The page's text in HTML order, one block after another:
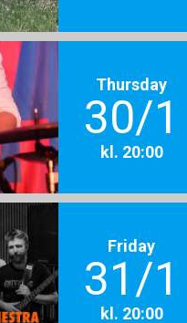
Thursday
30/1
kl. 20:00
Friday
31/1
kl. 20:00